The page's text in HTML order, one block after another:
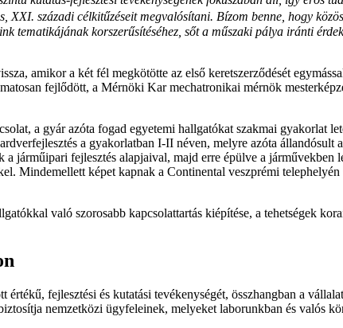
századi célkitűzéseit megvalósítani. Bízom benne, hogy
tematikájának korszerűsítéséhez, sőt a műszaki pálya iránti
amikor a két fél megkötötte az első keretszerződését
fejlődött, a Mérnöki Kar mechatronikai mérnök
a gyár azóta fogad egyetemi hallgatókat szakmai gyakorlat
a gyakorlatban I-II néven, melyre azóta állandósult
fejlesztés alapjaival, majd erre épülve a járművekben
Mindemellett képet kapnak a Continental veszprémi
való szorosabb kapcsolattartás kiépítése, a tehetségek
fejlesztési és kutatási tevékenységét, összhangban a
nemzetközi ügyfeleinek, melyeket laborunkban és valós